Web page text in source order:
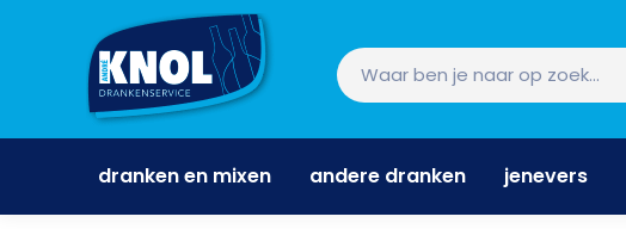
dranken en mixen andere dranken jenevers
dranken en mixen